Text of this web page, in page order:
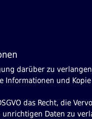
darüber zu
Informationen und
das Recht, die
Daten zu